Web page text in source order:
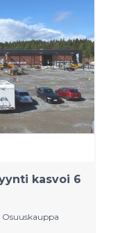
kasvoi 6
Osuuskauppa